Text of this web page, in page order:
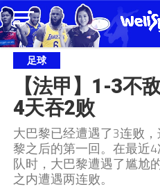
足球
【法甲】1-3不
4天吞2败
大巴黎已经遭遇了3连败
黎之后的第一回。在最近
队时，大巴黎遭遇了尴尬
之内遭遇两连败。